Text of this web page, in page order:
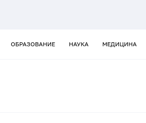
ОБРАЗОВАНИЕ НАУКА МЕДИЦИНА